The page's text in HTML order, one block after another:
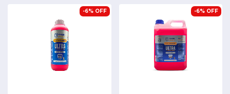
-6% OFF -6% OFF